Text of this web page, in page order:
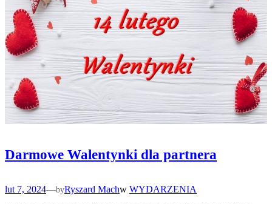
Darmowe Walentynki dla partnera
lut 7, 2024—byRyszard Machw WYDARZENIA